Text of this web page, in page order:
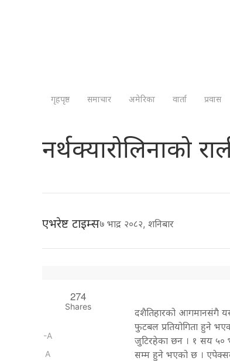
गृहपृष्ठ समाचार अमेरिका वार्ता प्रवास
नर्थक्यारोलिनाको
एभरेष्ट टाइम्स७ भाद्र २०८२, शनिबार
274
Shares
-A
A
दशैतिहारको आगमानसंगै
फुटबल प्रतियोगिता हुने
जुटिरहेका छन । १ सय ५०
सम्म हुने भएको छ ।